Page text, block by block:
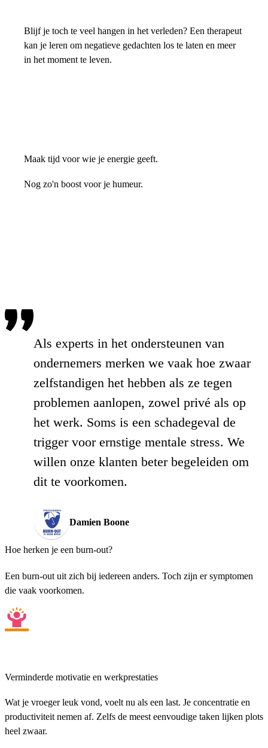
Blijf je toch te veel hangen in het verleden? Een therapeut
kan je leren om negatieve gedachten los te laten en meer
in het moment te leven.
Maak tijd voor wie je energie geeft.
Nog zo'n boost voor je humeur.
Als experts in het ondersteunen van
ondernemers merken we vaak hoe zwaar
zelfstandigen het hebben als ze tegen
problemen aanlopen, zowel privé als op
het werk. Soms is een schadegeval de
trigger voor ernstige mentale stress. We
willen onze klanten beter begeleiden om
dit te voorkomen.
Damien Boone
Hoe herken je een burn-out?
Een burn-out uit zich bij iedereen anders. Toch zijn er symptomen
die vaak voorkomen.
Verminderde motivatie en werkprestaties
Wat je vroeger leuk vond, voelt nu als een last. Je concentratie en
productiviteit nemen af. Zelfs de meest eenvoudige taken lijken plots
heel zwaar.